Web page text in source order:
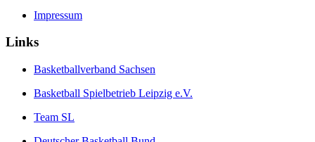
Impressum
Links
Basketballverband Sachsen
Basketball Spielbetrieb Leipzig e.V.
Team SL